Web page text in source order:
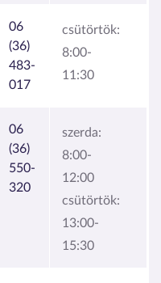
06
(36)
483-
017
csütörtök:
8:00-
11:30
06
(36)
550-
320
szerda:
8:00-
12:00
csütörtök:
13:00-
15:30